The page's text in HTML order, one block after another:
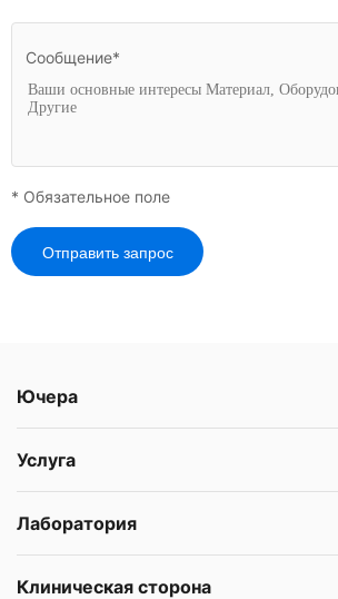
Сообщение*
* Обязательное поле
Отправить запрос
Ючера
Услуга
Лаборатория
Клиническая сторона